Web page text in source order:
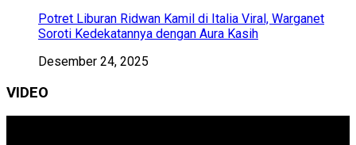
Potret Liburan Ridwan Kamil di Italia Viral, Warganet
Soroti Kedekatannya dengan Aura Kasih
Desember 24, 2025
VIDEO